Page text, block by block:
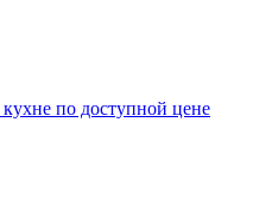
по доступной цене